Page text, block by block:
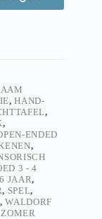
,HAND-
,
,
ENDED
,
3 - 4
JAAR,
, SPEL,
,WALDORF
ZOMER